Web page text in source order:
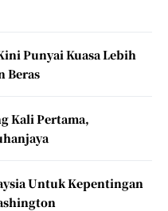
Punyai Kuasa Lebih
Beras
Kali Pertama,
Untuk Kepentingan